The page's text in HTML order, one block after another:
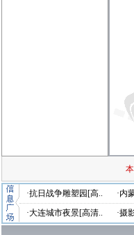
·抗日战争雕塑园[高.. ·内
·大连城市夜景[高清..
·摄